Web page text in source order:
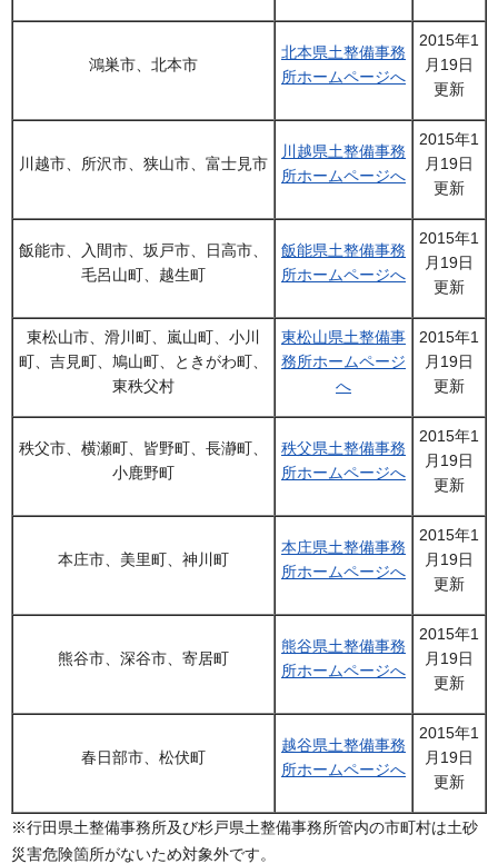
鴻巣市、北本市
北本県土整備事務
所ホームページへ
2015年1
月19日
更新
川越市、所沢市、狭山市、富士見市
川越県土整備事務
所ホームページへ
2015年1
月19日
更新
飯能市、入間市、坂戸市、日高市、
毛呂山町、越生町
飯能県土整備事務
所ホームページへ
2015年1
月19日
更新
東松山市、滑川町、嵐山町、小川
町、吉見町、鳩山町、ときがわ町、
東秩父村
東松山県土整備事
務所ホームページ
へ
2015年1
月19日
更新
秩父市、横瀬町、皆野町、長瀞町、
小鹿野町
秩父県土整備事務
所ホームページへ
2015年1
月19日
更新
本庄市、美里町、神川町
本庄県土整備事務
所ホームページへ
2015年1
月19日
更新
熊谷市、深谷市、寄居町
熊谷県土整備事務
所ホームページへ
2015年1
月19日
更新
春日部市、松伏町
越谷県土整備事務
所ホームページへ
2015年1
月19日
更新
※行田県土整備事務所及び杉戸県土整備事務所管内の市町村は土砂
災害危険箇所がないため対象外です。